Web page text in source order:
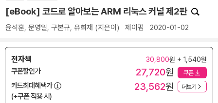
[eBook] 코드로 알아보는 ARM 리눅스 커널 제2판
윤석훈, 문영일, 구본규, 유희재 (지은이) 제이펍 2020-01-02
전자책 30,800원 + 1,540원
쿠폰할인가 27,720원 쿠폰
카드최대혜택가
(+쿠폰 적용 시)
23,562원 더보기